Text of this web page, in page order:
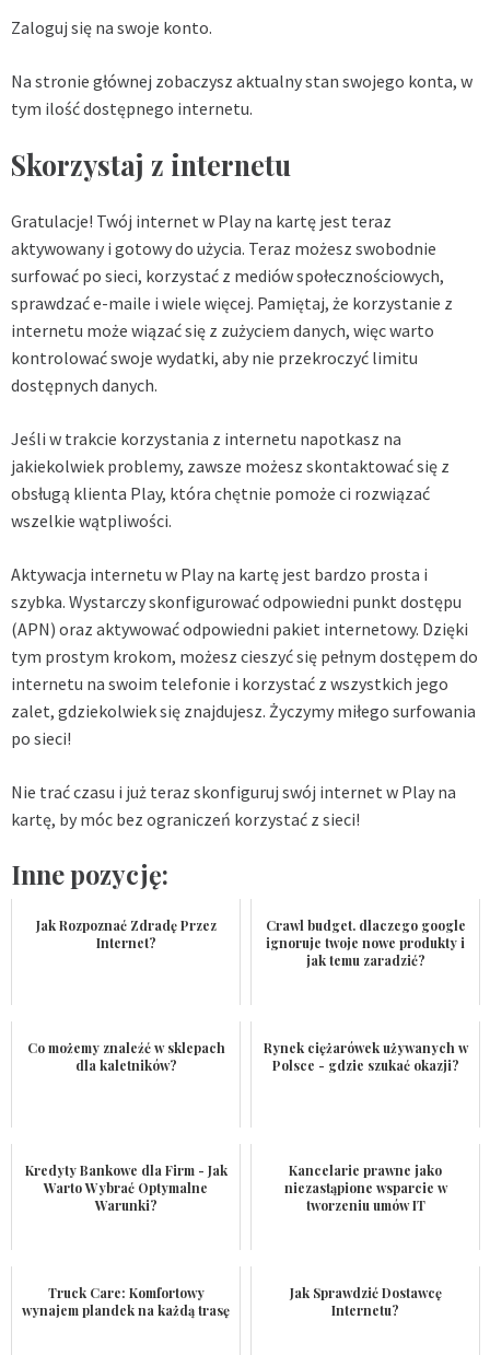
Zaloguj się na swoje konto.
Na stronie głównej zobaczysz aktualny stan swojego konta, w
tym ilość dostępnego internetu.
Skorzystaj z internetu
Gratulacje! Twój internet w Play na kartę jest teraz
aktywowany i gotowy do użycia. Teraz możesz swobodnie
surfować po sieci, korzystać z mediów społecznościowych,
sprawdzać e-maile i wiele więcej. Pamiętaj, że korzystanie z
internetu może wiązać się z zużyciem danych, więc warto
kontrolować swoje wydatki, aby nie przekroczyć limitu
dostępnych danych.
Jeśli w trakcie korzystania z internetu napotkasz na
jakiekolwiek problemy, zawsze możesz skontaktować się z
obsługą klienta Play, która chętnie pomoże ci rozwiązać
wszelkie wątpliwości.
Aktywacja internetu w Play na kartę jest bardzo prosta i
szybka. Wystarczy skonfigurować odpowiedni punkt dostępu
(APN) oraz aktywować odpowiedni pakiet internetowy. Dzięki
tym prostym krokom, możesz cieszyć się pełnym dostępem do
internetu na swoim telefonie i korzystać z wszystkich jego
zalet, gdziekolwiek się znajdujesz. Życzymy miłego surfowania
po sieci!
Nie trać czasu i już teraz skonfiguruj swój internet w Play na
kartę, by móc bez ograniczeń korzystać z sieci!
Inne pozycję:
Jak Rozpoznać Zdradę Przez
Internet?
Crawl budget. dlaczego google
ignoruje twoje nowe produkty i
jak temu zaradzić?
Co możemy znaleźć w sklepach
dla kaletników?
Rynek ciężarówek używanych w
Polsce - gdzie szukać okazji?
Kredyty Bankowe dla Firm - Jak
Warto Wybrać Optymalne
Warunki?
Kancelarie prawne jako
niezastąpione wsparcie w
tworzeniu umów IT
Truck Care: Komfortowy
wynajem plandek na każdą trasę
Jak Sprawdzić Dostawcę
Internetu?